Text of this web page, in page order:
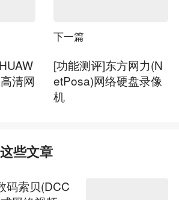
清网
下一篇
[功能测评]东方网力(N
etPosa)网络硬盘录像
机
些文章
码索贝(DCC